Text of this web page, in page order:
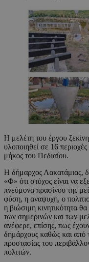
Η μελέτη του έργου
υλοποιηθεί σε 16
μήκος του Πεδιαίου.
Η δήμαρχος Λακατάμιας,
«Φ» ότι στόχος είναι να
πνεύμονα πρασίνου της
φύση, η αναψυχή, ο
η βιώσιμη κινητικότητα
των σημερινών και των
ανέφερε, επίσης, πως
δημάρχους καθώς και από
προστασίας του
πολιτών.